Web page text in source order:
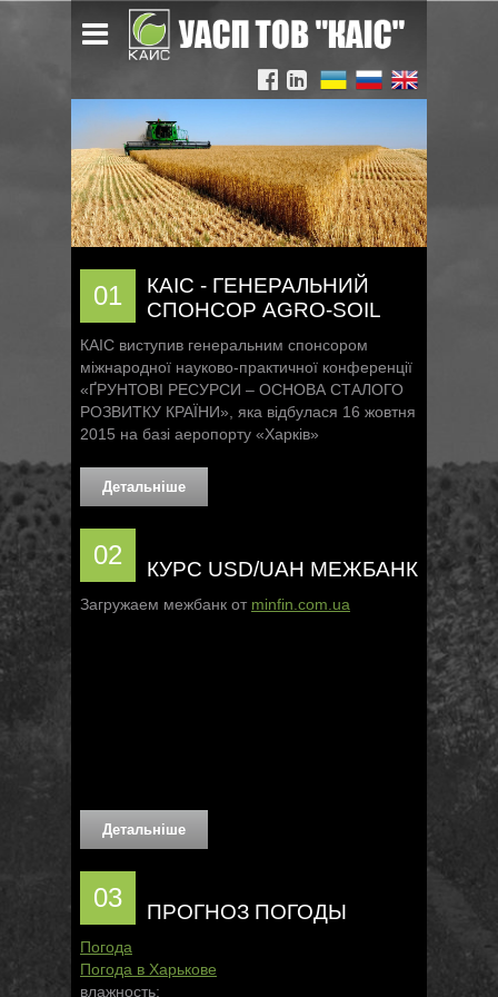
01
КАІС - ГЕНЕРАЛЬНИЙ
СПОНСОР AGRO-SOIL
КАІС виступив генеральним спонсором
міжнародної науково-практичної конференції
«ҐРУНТОВІ РЕСУРСИ – ОСНОВА СТАЛОГО
РОЗВИТКУ КРАЇНИ», яка відбулася 16 жовтня
2015 на базі аеропорту «Харків»
Детальніше
02 КУРС USD/UAH МЕЖБАНК
Загружаем межбанк от minfin.com.ua
Детальніше
03 ПРОГНОЗ ПОГОДЫ
Погода
Погода в Харькове
влажность: